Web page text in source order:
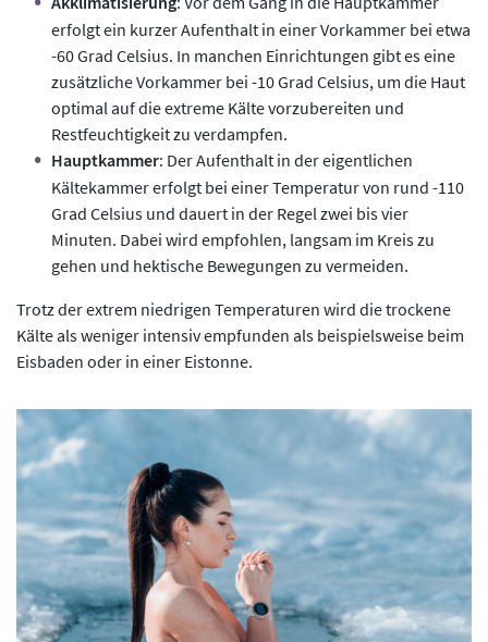
erfolgt ein kurzer Aufenthalt in einer Vorkammer bei etwa
-60 Grad Celsius. In manchen Einrichtungen gibt es eine
zusätzliche Vorkammer bei -10 Grad Celsius, um die Haut
optimal auf die extreme Kälte vorzubereiten und
Restfeuchtigkeit zu verdampfen.
Hauptkammer: Der Aufenthalt in der eigentlichen
Kältekammer erfolgt bei einer Temperatur von rund -110
Grad Celsius und dauert in der Regel zwei bis vier
Minuten. Dabei wird empfohlen, langsam im Kreis zu
gehen und hektische Bewegungen zu vermeiden.
Trotz der extrem niedrigen Temperaturen wird die trockene
Kälte als weniger intensiv empfunden als beispielsweise beim
Eisbaden oder in einer Eistonne.